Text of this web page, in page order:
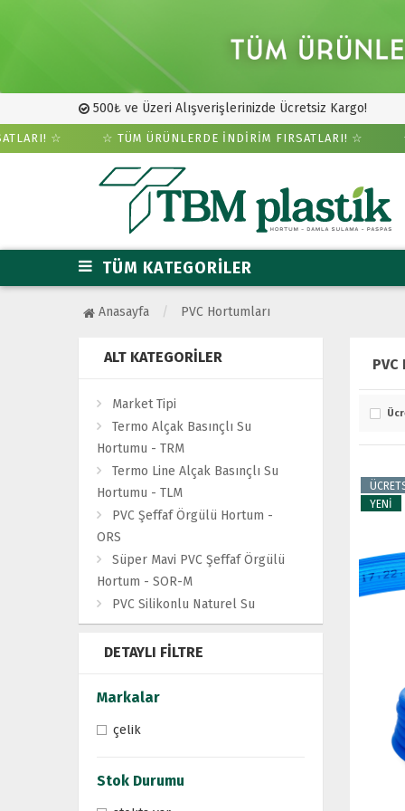
500₺ ve Üzeri Alışverişlerinizde Ücretsiz Kargo!
☆ ☆ TÜM ÜRÜNLERDE İNDİRİM FIRSATLARI! ☆ ☆
TÜM KATEGORİLER
Anasayfa PVC Hortumları
ALT KATEGORILER
Market Tipi
Termo Alçak Basınçlı Su
Hortumu - TRM
Termo Line Alçak Basınçlı Su
Hortumu - TLM
PVC Şeffaf Örgülü Hortum -
ORS
Süper Mavi PVC Şeffaf Örgülü
Hortum - SOR-M
PVC Silikonlu Naturel Su
Hortumu - NSH
Turkuaz Su Hortumu - TSH
- S-NGR
PVC Apex Hortum - AP-300
CTSA
Termo Hava Hortumu - PRH
DETAYLI FILTRE
Markalar
çelik
Stok Durumu
YENİ